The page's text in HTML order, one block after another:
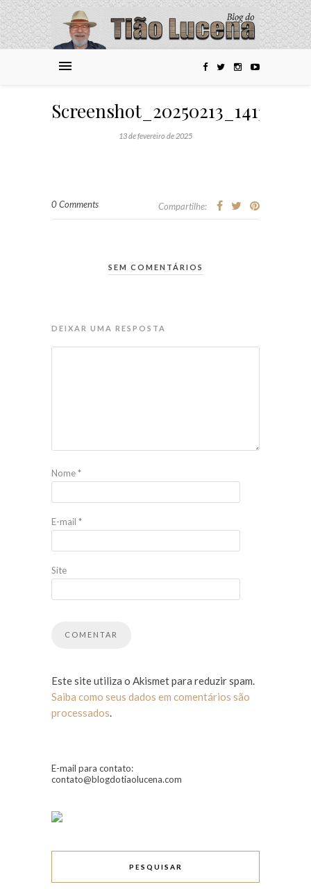
13 de fevereiro de 2025
0 Comments Compartilhe:
SEM COMENTÁRIOS
DEIXAR UMA RESPOSTA
Nome*
E-mail *
Site
Este site utiliza o Akismet para reduzir spam.
Saiba como seus dados em comentários são
processados.
E-mail para contato:
contato@blogdotiaolucena.com
PESQUISAR